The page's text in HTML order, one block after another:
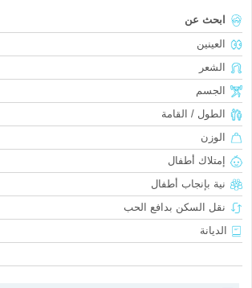
ابحث عن
العينين
الشعر
الجسم
الطول / القامة
الوزن
إمتلاك أطفال
نية بإنجاب أطفال
نقل السكن بدافع الحب
الديانة